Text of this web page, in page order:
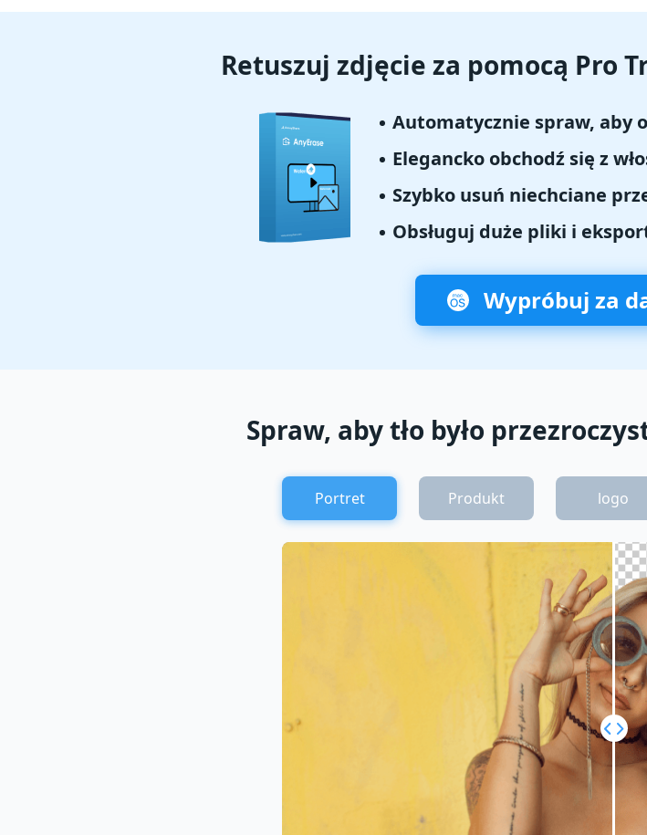
Retuszuj zdjęcie za pomocą Pro
Automatycznie spraw, aby
Elegancko obchodź się z
Szybko usuń niechciane
Obsługuj duże pliki i
Wypróbuj za
Spraw, aby tło było
Portret Produkt logo